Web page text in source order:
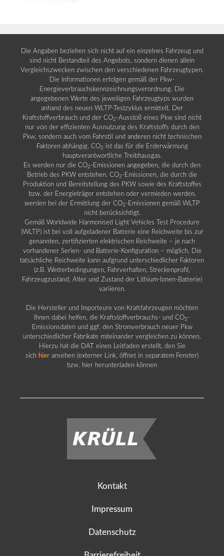
Die Angaben beziehen sich nicht auf ein einzelnes Fahrzeug und
sind nicht Bestandteil des Angebots, sondern dienen allein
Vergleichszwecken zwischen den verschiedenen Fahrzeugtypen.
Die Informationen erfolgen gemäß der Pkw-
Energieverbrauchskennzeichnungsverordnung. Die
angegebenen Werte des jeweiligen Fahrzeugtyps wurden
anhand des neuen WLTP-Testzyklus ermittelt. Der
Kraftstoffverbrauch und der CO2 -Ausstoß eines Pkw sind nicht
nur von der effizienten Ausnutzung des Kraftstoffs durch den
Pkw, sondern auch vom Fahrstil und anderen nicht technischen
Faktoren abhängig. CO2 ist das für die Erderwärmung
hauptverantwortliche Treibhausgas.
Es werden nur die CO2 -Emissionen angegeben, die durch den
Betrieb des PKW entstehen. CO2 -Emissionen, die durch die
Produktion und Bereitstellung des PKW sowie des Kraftstoffes
bzw. der Energieträger entstehen oder vermieden werden,
werden bei der Ermittlung der CO2 -Emissionen gemäß WLTP
nicht berücksichtigt.
Gemäß Worldwide Harmonised Light Vehicles Test Procedure
(WLTP) ist bei voll aufgeladener Batterie eine Reichweite bis zur
genannten, zertifizierten elektrischen Reichweite – je nach
vorhandener Serien- und Batterie-Konfiguration – möglich. Die
tatsächliche Reichweite kann aufgrund unterschiedlicher Faktoren
(z.B. Wetterbedingungen, Fahrverhalten, Streckenprofil,
Fahrzeugzustand, Alter und Zustand der Lithium-Ionen-Batterie)
variieren.
Die Hersteller und Importeure von Kraftfahrzeugen möchten
Ihnen dabei helfen, die Kraftstoffverbrauchs- und CO2 -
Emissionsdaten und ggf. den Stromverbrauch neuer Pkw
unterschiedlicher Fabrikate miteinander vergleichen zu können.
Hierzu hat die DAT einen Leitfaden erstellt, den Sie
sich hier ansehen (externer Link, öffnet in separatem Fenster)
bzw. hier herunterladen können
Kontakt
Impressum
Datenschutz